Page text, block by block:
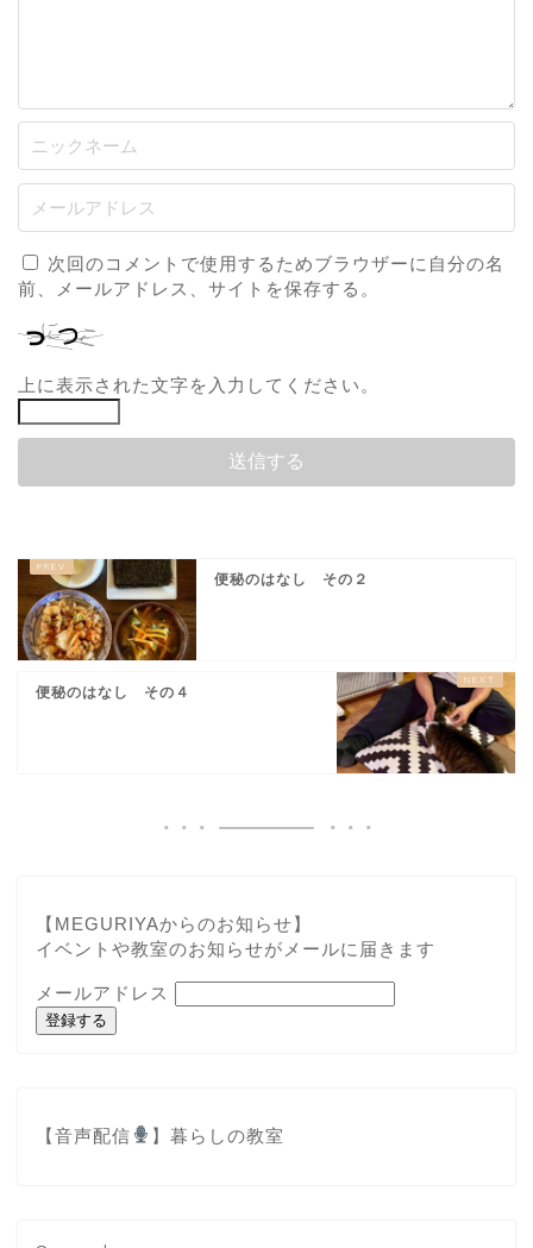
次回のコメントで使用するためブラウザーに自分の名
前、メールアドレス、サイトを保存する。
上に表示された文字を入力してください。
便秘のはなし その２
便秘のはなし その４
【MEGURIYAからのお知らせ】
イベントや教室のお知らせがメールに届きます
メールアドレス
登録する
【音声配信 】暮らしの教室